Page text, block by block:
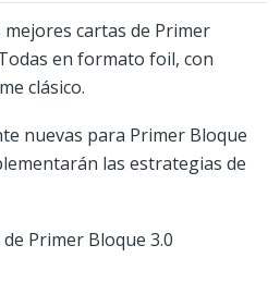
cartas de Primer
en formato foil, con
clásico.
nuevas para Primer Bloque
las estrategias de
Primer Bloque 3.0